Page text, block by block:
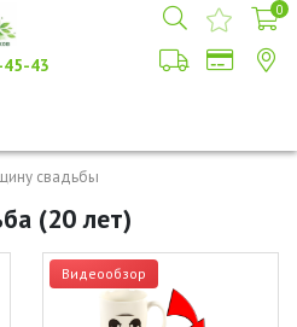
43
0
свадьбы
(20 лет)
Видеообзор